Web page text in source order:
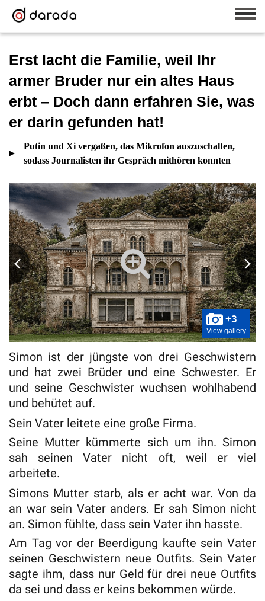
Erst lacht die Familie, weil Ihr
armer Bruder nur ein altes Haus
erbt – Doch dann erfahren Sie, was
er darin gefunden hat!
Putin und Xi vergaßen, das Mikrofon auszuschalten,
sodass Journalisten ihr Gespräch mithören konnten
+3
View gallery
Simon ist der jüngste von drei Geschwistern
und hat zwei Brüder und eine Schwester. Er
und seine Geschwister wuchsen wohlhabend
und behütet auf.
Sein Vater leitete eine große Firma.
Seine Mutter kümmerte sich um ihn. Simon
sah seinen Vater nicht oft, weil er viel
arbeitete.
Simons Mutter starb, als er acht war. Von da
an war sein Vater anders. Er sah Simon nicht
an. Simon fühlte, dass sein Vater ihn hasste.
Am Tag vor der Beerdigung kaufte sein Vater
seinen Geschwistern neue Outfits. Sein Vater
sagte ihm, dass nur Geld für drei neue Outfits
da sei und dass er keins bekommen würde.